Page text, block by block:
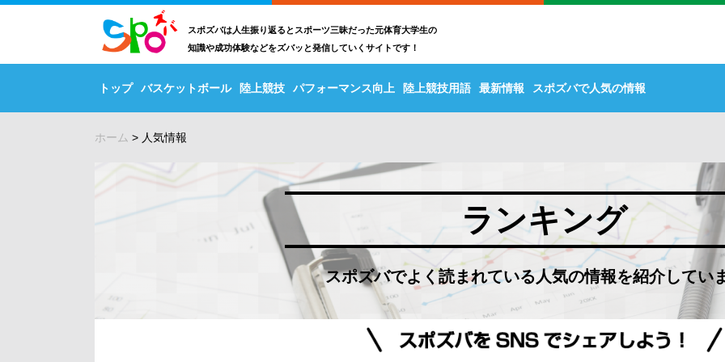
スポズバは人生振り返るとスポーツ三昧だった元体育大学生の
知識や成功体験などをズバッと発信していくサイトです！
トップ バスケットボール 陸上競技 パフォーマンス向上 陸上競技用語 最新情報 スポズバで人気の情報
ホーム > 人気情報
ランキング
スポズバでよく読まれている人気の情報を紹介してい